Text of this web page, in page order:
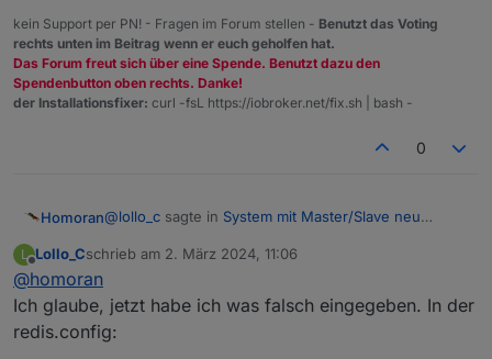
kein Support per PN! - Fragen im Forum stellen - Benutzt das Voting
rechts unten im Beitrag wenn er euch geholfen hat.
Das Forum freut sich über eine Spende. Benutzt dazu den
Spendenbutton oben rechts. Danke!
der Installationsfixer: curl -fsL https://iobroker.net/fix.sh | bash -
0
Homoran@lollo_c sagte in System mit Master/Slave neu
neu aufsetzen
dann bitte nochmal auf dem Master in der redis.conf
explizit die 0.0.0.0 freigeben (über bind)
L
Offline
Lollo_Cschrieb am 2. März 2024, 11:06
zuletzt editiert von
@homoran
Ich glaube, jetzt habe ich was falsch eingegeben. In der
redis.config: